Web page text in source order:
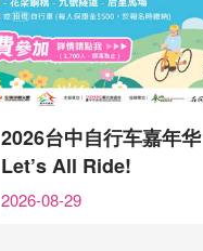
2026台中自行车嘉年华
Let’s All Ride!
2026-08-29